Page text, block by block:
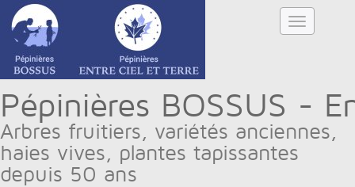
Pépinières BOSSUS -
Arbres fruitiers, variétés anciennes,
haies vives, plantes tapissantes
depuis 50 ans